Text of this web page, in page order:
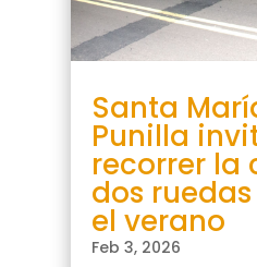
Santa
Punilla
recorrer la
dos
el verano
Feb 3, 2026